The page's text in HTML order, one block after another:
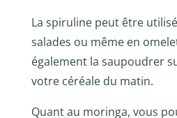
La spiruline peut être
salades ou même en
également la saupoudrer
votre céréale du matin.
Quant au moringa, vous